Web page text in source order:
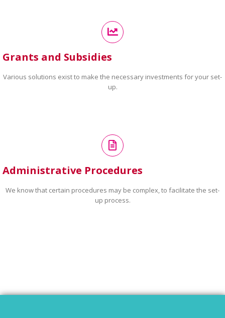
Grants and Subsidies
Various solutions exist to make the necessary investments for your set-
up.
Administrative Procedures
We know that certain procedures may be complex, to facilitate the set-
up process.